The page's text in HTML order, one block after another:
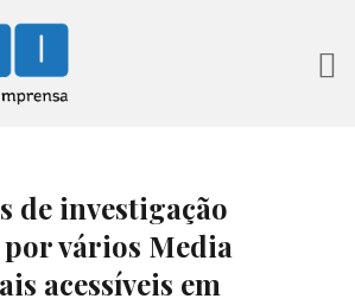
de investigação
vários Media
acessíveis em